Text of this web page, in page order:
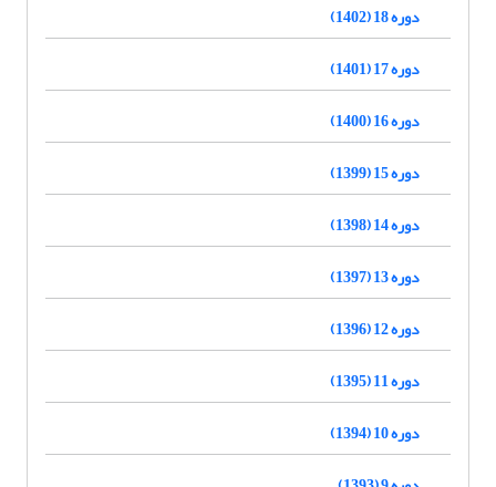
دوره 18 (1402)
دوره 17 (1401)
دوره 16 (1400)
دوره 15 (1399)
دوره 14 (1398)
دوره 13 (1397)
دوره 12 (1396)
دوره 11 (1395)
دوره 10 (1394)